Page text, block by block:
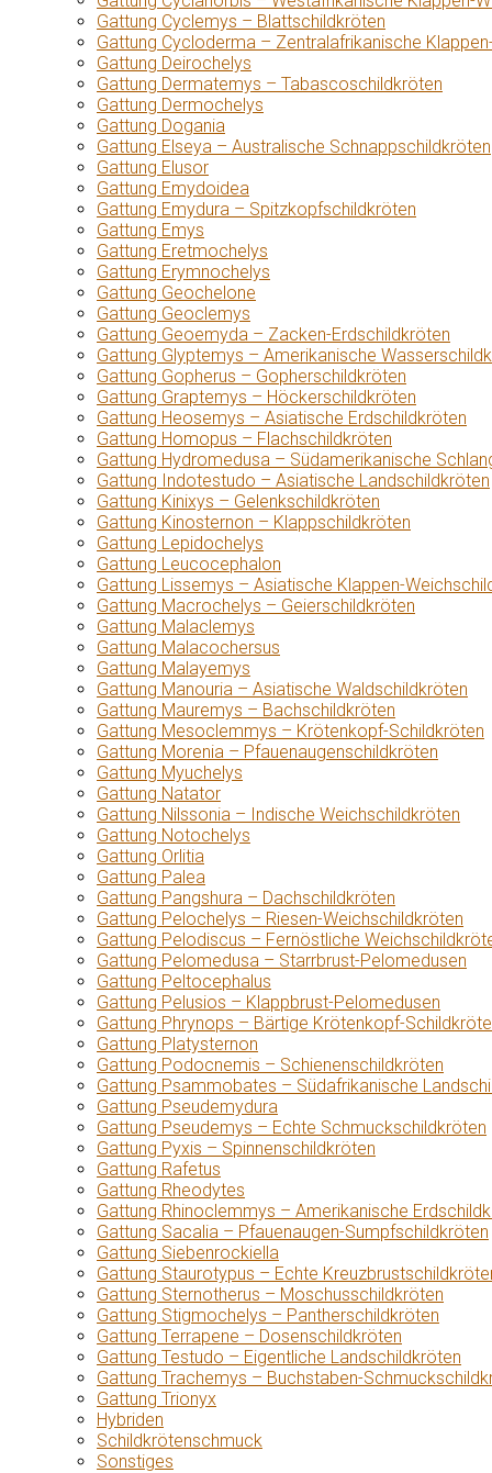
Gattung Cyclemys – Blattschildkröten
Gattung Cycloderma – Zentralafrikanische
Gattung Deirochelys
Gattung Dermatemys – Tabascoschildkröten
Gattung Dermochelys
Gattung Dogania
Gattung Elseya – Australische Schnappschildkröten
Gattung Elusor
Gattung Emydoidea
Gattung Emydura – Spitzkopfschildkröten
Gattung Emys
Gattung Eretmochelys
Gattung Erymnochelys
Gattung Geochelone
Gattung Geoclemys
Gattung Geoemyda – Zacken-Erdschildkröten
Gattung Glyptemys – Amerikanische
Gattung Gopherus – Gopherschildkröten
Gattung Graptemys – Höckerschildkröten
Gattung Heosemys – Asiatische Erdschildkröten
Gattung Homopus – Flachschildkröten
Gattung Hydromedusa – Südamerikanische
Gattung Indotestudo – Asiatische Landschildkröten
Gattung Kinixys – Gelenkschildkröten
Gattung Kinosternon – Klappschildkröten
Gattung Lepidochelys
Gattung Leucocephalon
Gattung Lissemys – Asiatische Klappen-
Gattung Macrochelys – Geierschildkröten
Gattung Malaclemys
Gattung Malacochersus
Gattung Malayemys
Gattung Manouria – Asiatische Waldschildkröten
Gattung Mauremys – Bachschildkröten
Gattung Mesoclemmys – Krötenkopf-Schildkröten
Gattung Morenia – Pfauenaugenschildkröten
Gattung Myuchelys
Gattung Natator
Gattung Nilssonia – Indische Weichschildkröten
Gattung Notochelys
Gattung Orlitia
Gattung Palea
Gattung Pangshura – Dachschildkröten
Gattung Pelochelys – Riesen-Weichschildkröten
Gattung Pelodiscus – Fernöstliche
Gattung Pelomedusa – Starrbrust-Pelomedusen
Gattung Peltocephalus
Gattung Pelusios – Klappbrust-Pelomedusen
Gattung Phrynops – Bärtige Krötenkopf-
Gattung Platysternon
Gattung Podocnemis – Schienenschildkröten
Gattung Psammobates – Südafrikanische
Gattung Pseudemydura
Gattung Pseudemys – Echte Schmuckschildkröten
Gattung Pyxis – Spinnenschildkröten
Gattung Rafetus
Gattung Rheodytes
Gattung Rhinoclemmys – Amerikanische
Gattung Sacalia – Pfauenaugen-Sumpfschildkröten
Gattung Siebenrockiella
Gattung Staurotypus – Echte
Gattung Sternotherus – Moschusschildkröten
Gattung Stigmochelys – Pantherschildkröten
Gattung Terrapene – Dosenschildkröten
Gattung Testudo – Eigentliche Landschildkröten
Gattung Trachemys – Buchstaben-
Gattung Trionyx
Hybriden
Schildkrötenschmuck
Sonstiges